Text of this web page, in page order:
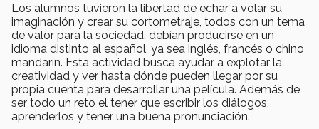
Los alumnos tuvieron la libertad de echar a volar su
imaginación y crear su cortometraje, todos con un tema
de valor para la sociedad, debían producirse en un
idioma distinto al español, ya sea inglés, francés o chino
mandarín. Esta actividad busca ayudar a explotar la
creatividad y ver hasta dónde pueden llegar por su
propia cuenta para desarrollar una película. Además de
ser todo un reto el tener que escribir los diálogos,
aprenderlos y tener una buena pronunciación.